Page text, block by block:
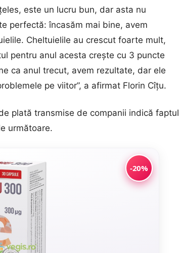
este un lucru bun, dar asta nu
perfectă: încasăm mai bine, avem
Cheltuielile au crescut foarte mult,
pentru anul acesta creşte cu 3 puncte
ca anul trecut, avem rezultate, dar ele
pe viitor”, a afirmat Florin Cîţu.
plată transmise de companii indică faptul
următoare.
-20%